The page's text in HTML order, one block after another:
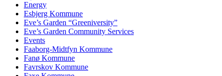
Energy
Esbjerg Kommune
Eve’s Garden “Greeniversity”
Eve’s Garden Community Services
Events
Faaborg-Midtfyn Kommune
Fanø Kommune
Favrskov Kommune